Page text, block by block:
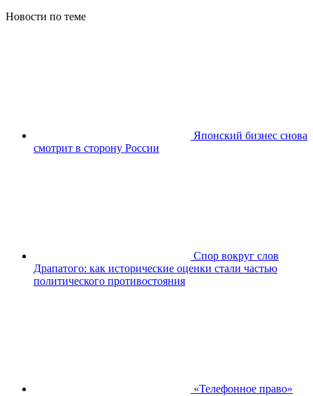
Новости по теме
Японский бизнес снова
смотрит в сторону России
Спор вокруг слов
Драпатого: как исторические оценки стали частью
политического противостояния
«Телефонное право»